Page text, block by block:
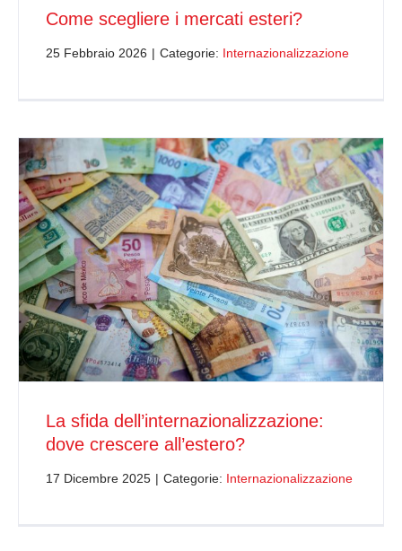
Come scegliere i mercati esteri?
25 Febbraio 2026 | Categorie: Internazionalizzazione
La sfida dell’internazionalizzazione:
dove crescere all’estero?
17 Dicembre 2025 | Categorie: Internazionalizzazione